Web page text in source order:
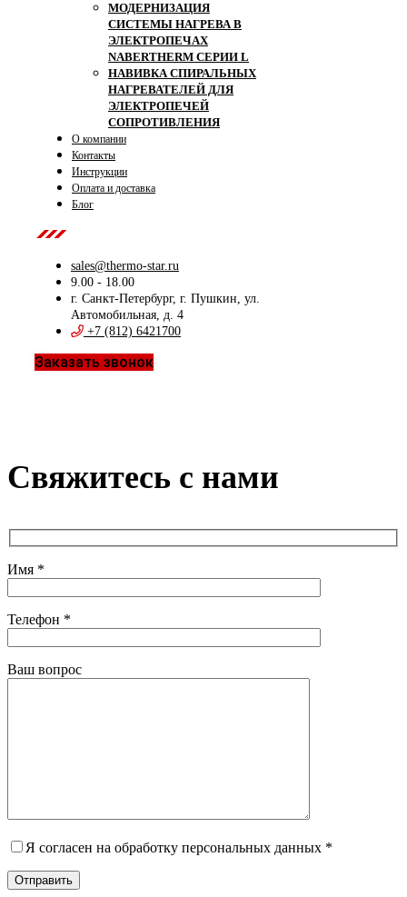
МОДЕРНИЗАЦИЯ
СИСТЕМЫ НАГРЕВА В
ЭЛЕКТРОПЕЧАХ
NABERTHERM СЕРИИ L
НАВИВКА СПИРАЛЬНЫХ
НАГРЕВАТЕЛЕЙ ДЛЯ
ЭЛЕКТРОПЕЧЕЙ
СОПРОТИВЛЕНИЯ
О компании
Контакты
Инструкции
Оплата и доставка
Блог
sales@thermo-star.ru
9.00 - 18.00
г. Санкт-Петербург, г. Пушкин, ул.
Автомобильная, д. 4
+7 (812) 6421700
Заказать звонок
Свяжитесь с нами
Имя *
Телефон *
Ваш вопрос
Я согласен на обработку персональных данных *